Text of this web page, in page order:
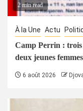
2 min read
À la Une Actu
Camp Perrin : trois
deux jeunes
6 août 2026